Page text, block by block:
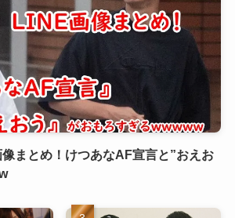
まとめ！けつあなAF宣言と”おえお